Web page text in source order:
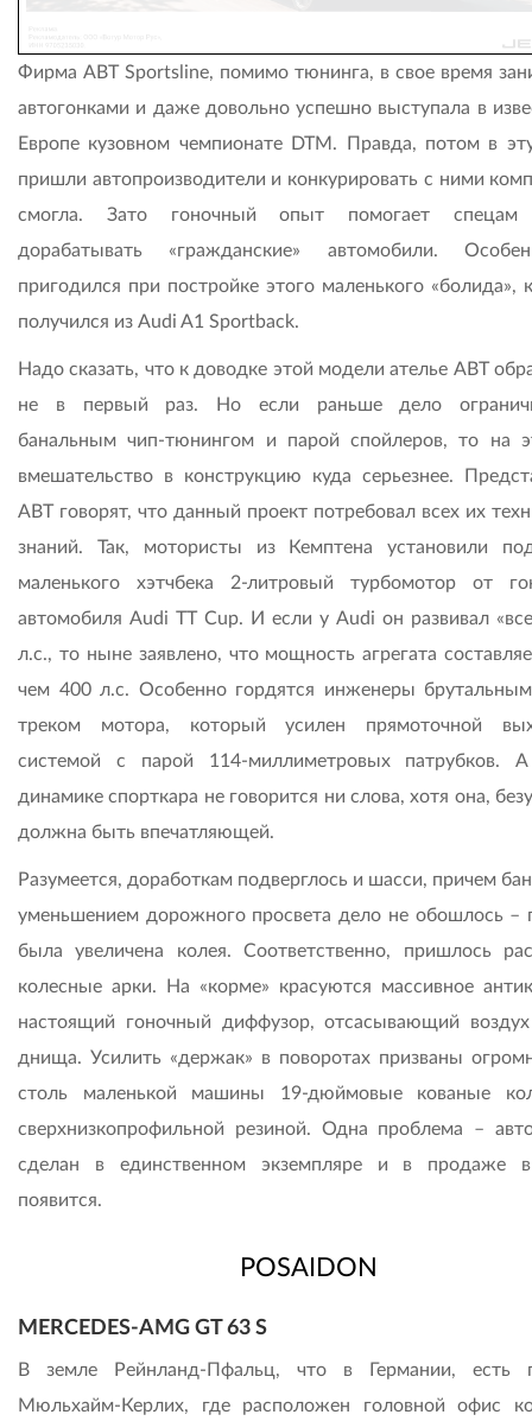
Фирма ABT Sportsline, помимо тюнинга, в свое время
автогонками и даже довольно успешно выступала в
Европе кузовном чемпионате DTM. Правда, потом в
пришли автопроизводители и конкурировать с ними
смогла. Зато гоночный опыт помогает спецам
дорабатывать «гражданские» автомобили.
пригодился при постройке этого маленького «болида»,
получился из Audi A1 Sportback.
Надо сказать, что к доводке этой модели ателье АВТ
не в первый раз. Но если раньше дело
банальным чип-тюнингом и парой спойлеров, то на
вмешательство в конструкцию куда серьезнее.
АВТ говорят, что данный проект потребовал всех их
знаний. Так, мотористы из Кемптена установили
маленького хэтчбека 2-литровый турбомотор от
автомобиля Audi TT Cup. И если у Audi он развивал
л.с., то ныне заявлено, что мощность агрегата
чем 400 л.с. Особенно гордятся инженеры
треком мотора, который усилен прямоточной
системой с парой 114-миллиметровых патрубков.
динамике спорткара не говорится ни слова, хотя она,
должна быть впечатляющей.
Разумеется, доработкам подверглось и шасси, причем
уменьшением дорожного просвета дело не обошлось –
была увеличена колея. Соответственно, пришлось
колесные арки. На «корме» красуются массивное
настоящий гоночный диффузор, отсасывающий
днища. Усилить «держак» в поворотах призваны
столь маленькой машины 19-дюймовые кованые
сверхнизкопрофильной резиной. Одна проблема –
сделан в единственном экземпляре и в продаже
появится.
POSAIDON
MERCEDES-AMG GT 63 S
В земле Рейнланд-Пфальц, что в Германии, есть
Мюльхайм-Керлих, где расположен головной офис